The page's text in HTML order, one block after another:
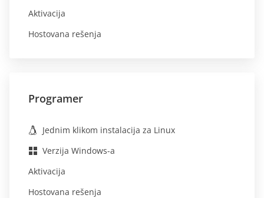
Aktivacija
Hostovana rešenja
Programer
Jednim klikom instalacija za Linux
Verzija Windows-a
Aktivacija
Hostovana rešenja